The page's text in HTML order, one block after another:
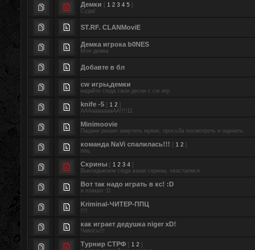
Демки 1 2 3 4 5 ]
Суда!
ST.RF. CLANMoviE
Демка игрока b0NES
Моя демка
Добавте в бл
cw игры,демки
кидайте сюда свои дески с cw игр
knife -5 1 2 ]
АААаааааааАА!!!!11
Minimoovie
Пацани решил замутить мувик, просьба посмотреть и оценить.
команда NaVi спалилась!!! 1 2 ]
ппц
Скрины 1 2 3 4 ]
Выкладываем сюда ваши скрины, хвастаемся
Вот так надо играть в кс! :D
я плакал :D
Kriminal-ЧИТЕР-ППЦ
!!!!
как играет дедушка niger xD!
Чавось!!!
Турнир СТРФ 1 2 ]